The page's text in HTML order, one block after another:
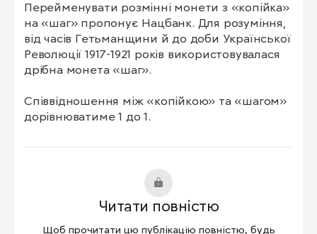
Перейменувати розмінні монети з «копійка»
на «шаг» пропонує Нацбанк. Для розуміння,
від часів Гетьманщини й до доби Української
Революції 1917-1921 років використовувалася
дрібна монета «шаг».
Співвідношення між «копійкою» та «шагом»
дорівнюватиме 1 до 1.
Читати повністю
Щоб прочитати цю публікацію повністю, будь